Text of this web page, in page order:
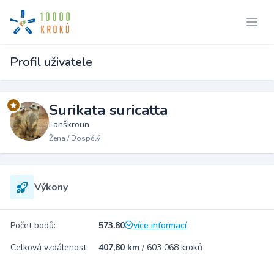
Profil uživatele
Surikata suricatta
Lanškroun
Žena / Dospělý
Výkony
Počet bodů: 573.80
více informací
Celková vzdálenost:
407,80 km / 603 068 kroků